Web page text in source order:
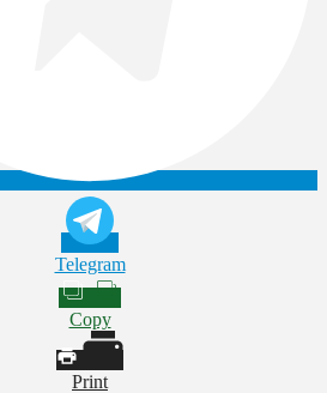
Telegram
Copy
Print